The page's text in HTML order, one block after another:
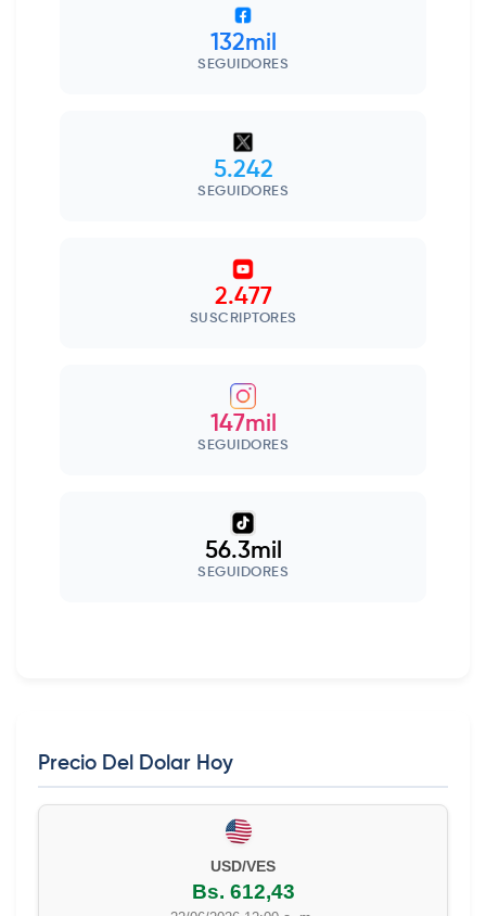
132mil
SEGUIDORES
5.242
SEGUIDORES
2.477
SUSCRIPTORES
147mil
SEGUIDORES
56.3mil
SEGUIDORES
Precio Del Dolar Hoy
USD/VES
Bs. 612,43